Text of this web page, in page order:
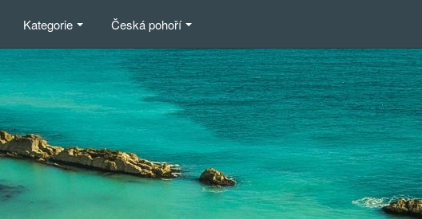
Kategorie Česká pohoří